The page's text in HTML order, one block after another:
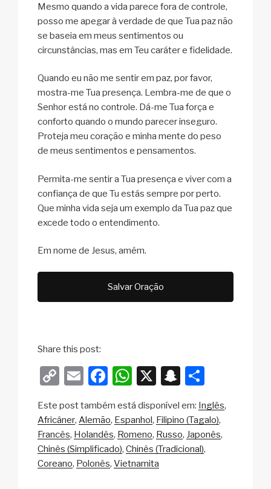
Mesmo quando a vida parece fora de controle,
posso me apegar à verdade de que Tua paz não
se baseia em meus sentimentos ou
circunstâncias, mas em Teu caráter e fidelidade.
Quando eu não me sentir em paz, por favor,
mostra-me Tua presença. Lembra-me de que o
Senhor está no controle. Dá-me Tua força e
conforto quando o mundo parecer inseguro.
Proteja meu coração e minha mente do peso
de meus sentimentos e pensamentos.
Permita-me sentir a Tua presença e viver com a
confiança de que Tu estás sempre por perto.
Que minha vida seja um exemplo da Tua paz que
excede todo o entendimento.
Em nome de Jesus, amém.
Salvar Oração
Share this post:
C
p
y
Li
n
E
ail
F
c
e
b
o
W
at
s
A
p
X
S
a
p
c
ar
e
Este post também está disponível em: Inglês
Africâner Alemão Espanhol Filipino (Tagalo)
Francês Holandês Romeno Russo Japonês
Chinês (Simplificado) Chinês (Tradicional)
Coreano Polonês Vietnamita